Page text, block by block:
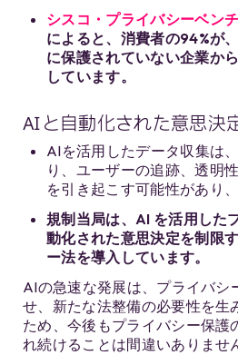
シスコ・プライバシーベン
によると、消費者の94%が
に保護されていない企業か
しています。
AIと自動化された意思決
AIを活用したデータ収集は
り、ユーザーの追跡、透明
を引き起こす可能性があり
規制当局は、AI を活用した
動化された意思決定を制限
ー法を導入しています。
AIの急速な発展は、プライバシ
せ、新たな法整備の必要性を生
ため、今後もプライバシー保護
れ続けることは間違いありませ